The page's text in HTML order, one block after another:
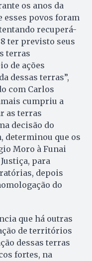
os anos da
povos foram
recuperá-
ter previsto seus
terras
de ações
dessas terras”,
com Carlos
cumpriu a
as terras
decisão do
determinou que os
Moro à Funai
para
depois
do
que há outras
de territórios
dessas terras
fortes, na